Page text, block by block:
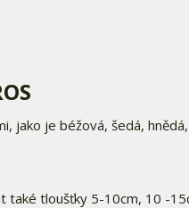
jako je béžová, šedá,
také tloušťky 5-10cm, 10 -